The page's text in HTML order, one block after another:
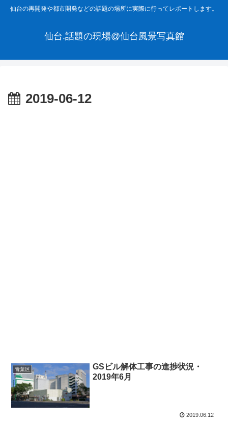
仙台の再開発や都市開発などの話題の場所に実際に行ってレポートします。
仙台.話題の現場@仙台風景写真館
2019-06-12
青葉区
GSビル解体工事の進捗状況・
2019年6月
2019.06.12